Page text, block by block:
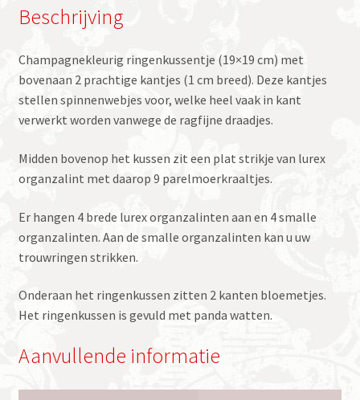
Beschrijving
Champagnekleurig ringenkussentje (19×19 cm) met
bovenaan 2 prachtige kantjes (1 cm breed). Deze kantjes
stellen spinnenwebjes voor, welke heel vaak in kant
verwerkt worden vanwege de ragfijne draadjes.
Midden bovenop het kussen zit een plat strikje van lurex
organzalint met daarop 9 parelmoerkraaltjes.
Er hangen 4 brede lurex organzalinten aan en 4 smalle
organzalinten. Aan de smalle organzalinten kan u uw
trouwringen strikken.
Onderaan het ringenkussen zitten 2 kanten bloemetjes.
Het ringenkussen is gevuld met panda watten.
Aanvullende informatie